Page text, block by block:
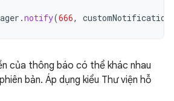
.notify(666, customNotification
của thông báo có thể khác nhau
bản. Áp dụng kiểu Thư viện hỗ